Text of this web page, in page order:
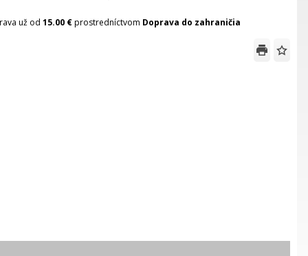
už od 15.00 €prostredníctvom Doprava do zahraničia